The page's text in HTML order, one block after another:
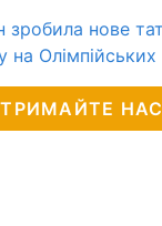
зробила нове
на
НАС